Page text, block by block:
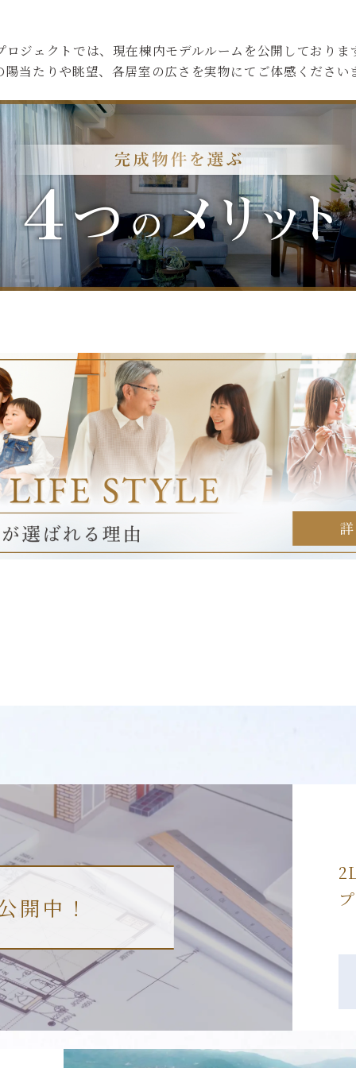
ロジェクトでは、現在棟内モデルルームを公開しておりま
陽当たりや眺望、各居室の広さを実物にてご体感ください
開中！